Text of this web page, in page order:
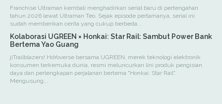
Franchise Ultraman kembali menghadirkan serial baru di pertengahan
tahun 2026 lewat Ultraman Teo. Sejak episode pertamanya, serial ini
sudah memberikan cerita yang cukup berbeda...
Kolaborasi UGREEN × Honkai: Star Rail: Sambut Power Bank
Bertema Yao Guang
jiTrailblazers! HoYoverse bersama UGREEN, merek teknologi elektronik
konsumen terkemuka dunia, resmi meluncurkan lini produk pengisian
daya dan perlengkapan perjalanan bertema "Honkai: Star Rail".
Mengusung...